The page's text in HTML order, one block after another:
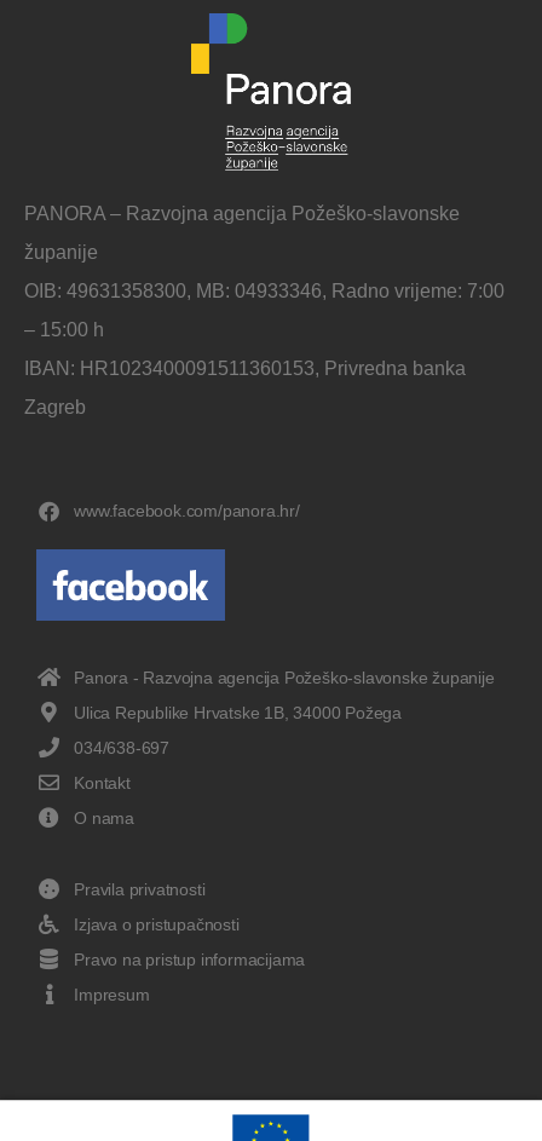
PANORA – Razvojna agencija Požeško-slavonske
županije
OIB: 49631358300, MB: 04933346, Radno vrijeme: 7:00
– 15:00 h
IBAN: HR1023400091511360153, Privredna banka
Zagreb
www.facebook.com/panora.hr/
Panora - Razvojna agencija Požeško-slavonske županije
Ulica Republike Hrvatske 1B, 34000 Požega
034/638-697
Kontakt
O nama
Pravila privatnosti
Izjava o pristupačnosti
Pravo na pristup informacijama
Impresum